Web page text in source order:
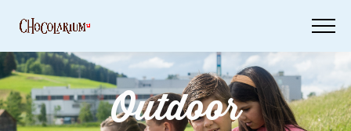
content
Billets Outdoor